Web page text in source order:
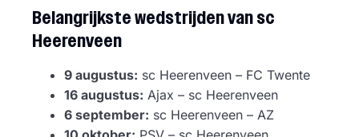
Belangrijkste wedstrijden van sc
Heerenveen
9 augustus: sc Heerenveen – FC Twente
16 augustus: Ajax – sc Heerenveen
6 september: sc Heerenveen – AZ